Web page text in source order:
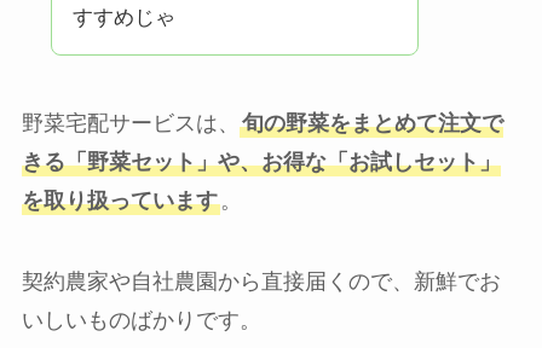
すすめじゃ
野菜宅配サービスは、 旬の野菜をまとめて注文で
きる「野菜セット」や、お得な「お試しセット」
を取り扱っています。
契約農家や自社農園から直接届くので、新鮮でお
いしいものばかりです。